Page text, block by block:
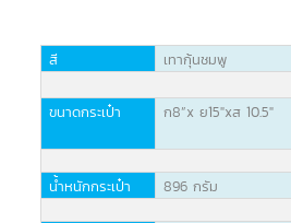
สี เทากุ้นชมพู
ขนาดกระเป๋า ก8”x ย15"xส 10.5"
น้ำหนักกระเป๋า 896 กรัม